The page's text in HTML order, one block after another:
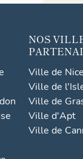
NOS
Ville de Nice
Ville de
Ville de
Ville d'Apt
Ville de